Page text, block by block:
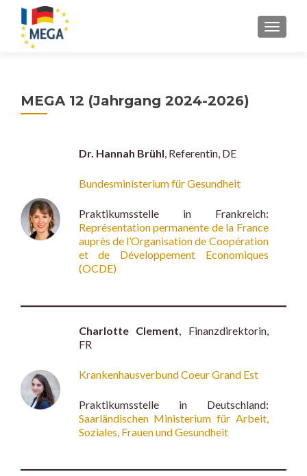
MENU
MEGA 12 (Jahrgang 2024-2026)
Dr. Hannah Brühl, Referentin, DE
Bundesministerium für Gesundheit
Praktikumsstelle in Frankreich:
Représentation permanente de la France
auprès de l’Organisation de Coopération
et de Développement Economiques
(OCDE)
Charlotte Clement, Finanzdirektorin,
FR
Krankenhausverbund Coeur Grand Est
Praktikumsstelle in Deutschland:
Saarländischen Ministerium für Arbeit,
Soziales, Frauen und Gesundheit